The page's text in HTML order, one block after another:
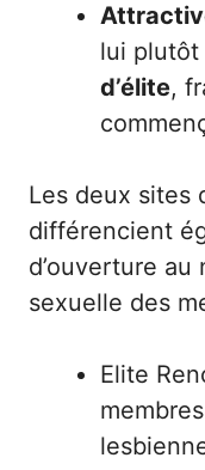
lui plutôt
d’élite,
Les deux sites
différencient
d’ouverture au
sexuelle des
Elite